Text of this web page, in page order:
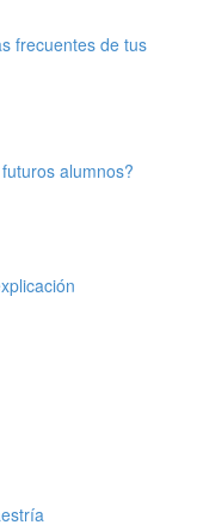
frecuentes de tus
alumnos?